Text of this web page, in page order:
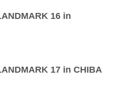
16 in
17 in CHIBA